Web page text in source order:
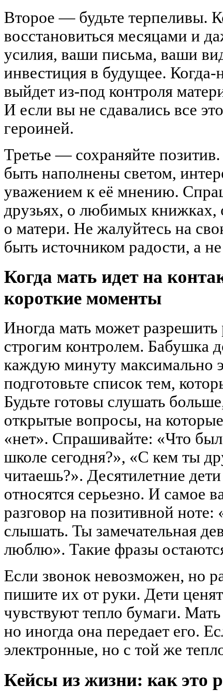
Второе — будьте терпеливы.
восстановиться месяцами и
усилия, ваши письма, ваши
инвестиция в будущее. Когда-
выйдет из-под контроля
И если вы не сдавались все
героиней.
Третье — сохраняйте
быть наполнены светом,
уважением к её мнению.
друзьях, о любимых книжках,
о матери. Не жалуйтесь на
быть источником радости, а
Когда мать идет на
короткие моменты
Иногда мать может
строгим контролем. Бабушка
каждую минуту максимально
подготовьте список тем,
Будьте готовы слушать
открытые вопросы, на
«нет». Спрашивайте: «Что
школе сегодня?», «С кем ты
читаешь?». Десятилетние
относятся серьезно. И самое
разговор на позитивной ноте:
слышать. Ты замечательная
люблю». Такие фразы
Если звонок невозможен, но
пишите их от руки. Дети
чувствуют тепло бумаги.
но иногда она передает его.
электронные, но с той же
Кейсы из жизни: как это